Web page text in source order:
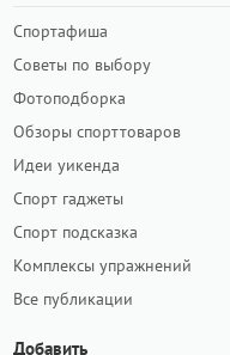
Спортафиша
Советы по выбору
Фотоподборка
Обзоры спорттоваров
Идеи уикенда
Спорт гаджеты
Спорт подсказка
Комплексы упражнений
Все публикации
Добавить